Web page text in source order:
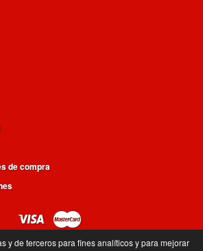
de compra
96 360 64 00
y de terceros para fines analíticos y para mejorar